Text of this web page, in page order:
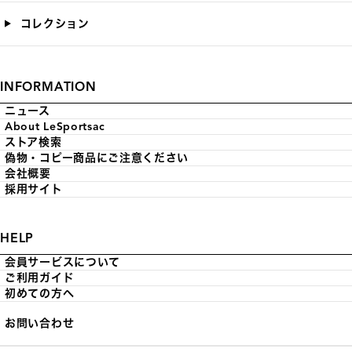
コレクション
INFORMATION
ニュース
About LeSportsac
ストア検索
偽物・コピー商品にご注意ください
会社概要
採用サイト
HELP
会員サービスについて
ご利用ガイド
初めての方へ
お問い合わせ